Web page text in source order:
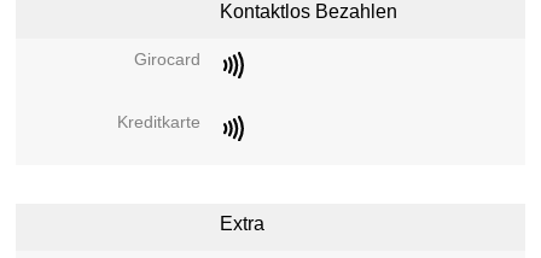
Kontaktlos Bezahlen
Extra